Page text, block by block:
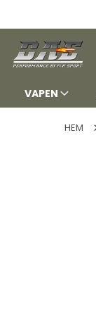
TILL
INNEHÅLLET
VAPEN
HEM